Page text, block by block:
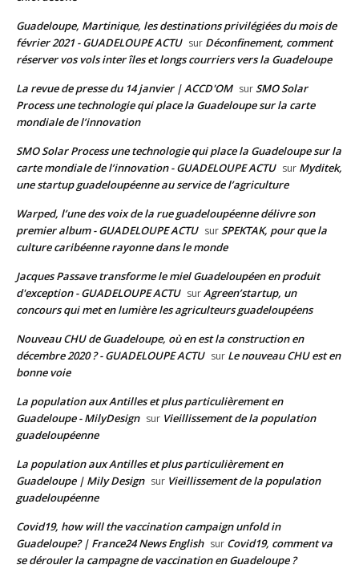
Guadeloupe, Martinique, les destinations privilégiées du mois de
février 2021 - GUADELOUPE ACTU sur Déconfinement, comment
réserver vos vols inter îles et longs courriers vers la Guadeloupe
La revue de presse du 14 janvier | ACCD'OM surSMO Solar
Process une technologie qui place la Guadeloupe sur la carte
mondiale de l’innovation
SMO Solar Process une technologie qui place la Guadeloupe sur la
carte mondiale de l’innovation - GUADELOUPE ACTU sur Myditek,
une startup guadeloupéenne au service de l’agriculture
Warped, l’une des voix de la rue guadeloupéenne délivre son
premier album - GUADELOUPE ACTU surSPEKTAK, pour que la
culture caribéenne rayonne dans le monde
Jacques Passave transforme le miel Guadeloupéen en produit
d'exception - GUADELOUPE ACTU surAgreen’startup, un
concours qui met en lumière les agriculteurs guadeloupéens
Nouveau CHU de Guadeloupe, où en est la construction en
décembre 2020 ? - GUADELOUPE ACTU sur Le nouveau CHU est en
bonne voie
La population aux Antilles et plus particulièrement en
Guadeloupe - MilyDesign sur Vieillissement de la population
guadeloupéenne
La population aux Antilles et plus particulièrement en
Guadeloupe | Mily Design sur Vieillissement de la population
guadeloupéenne
Covid19, how will the vaccination campaign unfold in
Guadeloupe? | France24 News English sur Covid19, comment va
se dérouler la campagne de vaccination en Guadeloupe ?